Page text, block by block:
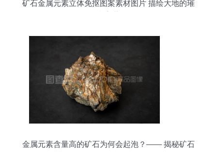
矿石金属元素立体免抠图案素材图片 描绘大地的璀
金属元素含量高的矿石为何会起泡？—— 揭秘矿石